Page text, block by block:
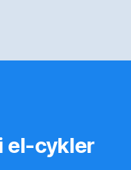
el-cykler